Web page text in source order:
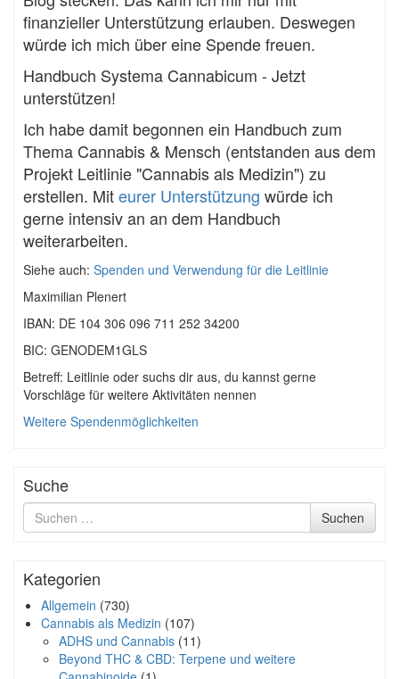
finanzieller Unterstützung erlauben. Deswegen
würde ich mich über eine Spende freuen.
Handbuch Systema Cannabicum - Jetzt
unterstützen!
Ich habe damit begonnen ein Handbuch zum
Thema Cannabis & Mensch (entstanden aus dem
Projekt Leitlinie "Cannabis als Medizin") zu
erstellen. Miteurer Unterstützung würde ich
gerne intensiv an an dem Handbuch
weiterarbeiten.
Siehe auch: Spenden und Verwendung für die Leitlinie
Maximilian Plenert
IBAN: DE 104 306 096 711 252 34200
BIC: GENODEM1GLS
Betreff: Leitlinie oder suchs dir aus, du kannst gerne
Vorschläge für weitere Aktivitäten nennen
Weitere Spendenmöglichkeiten
Suche
Suche
nach
Suchen
Kategorien
Allgemein (730)
Cannabis als Medizin (107)
ADHS und Cannabis (11)
Beyond THC & CBD: Terpene und weitere